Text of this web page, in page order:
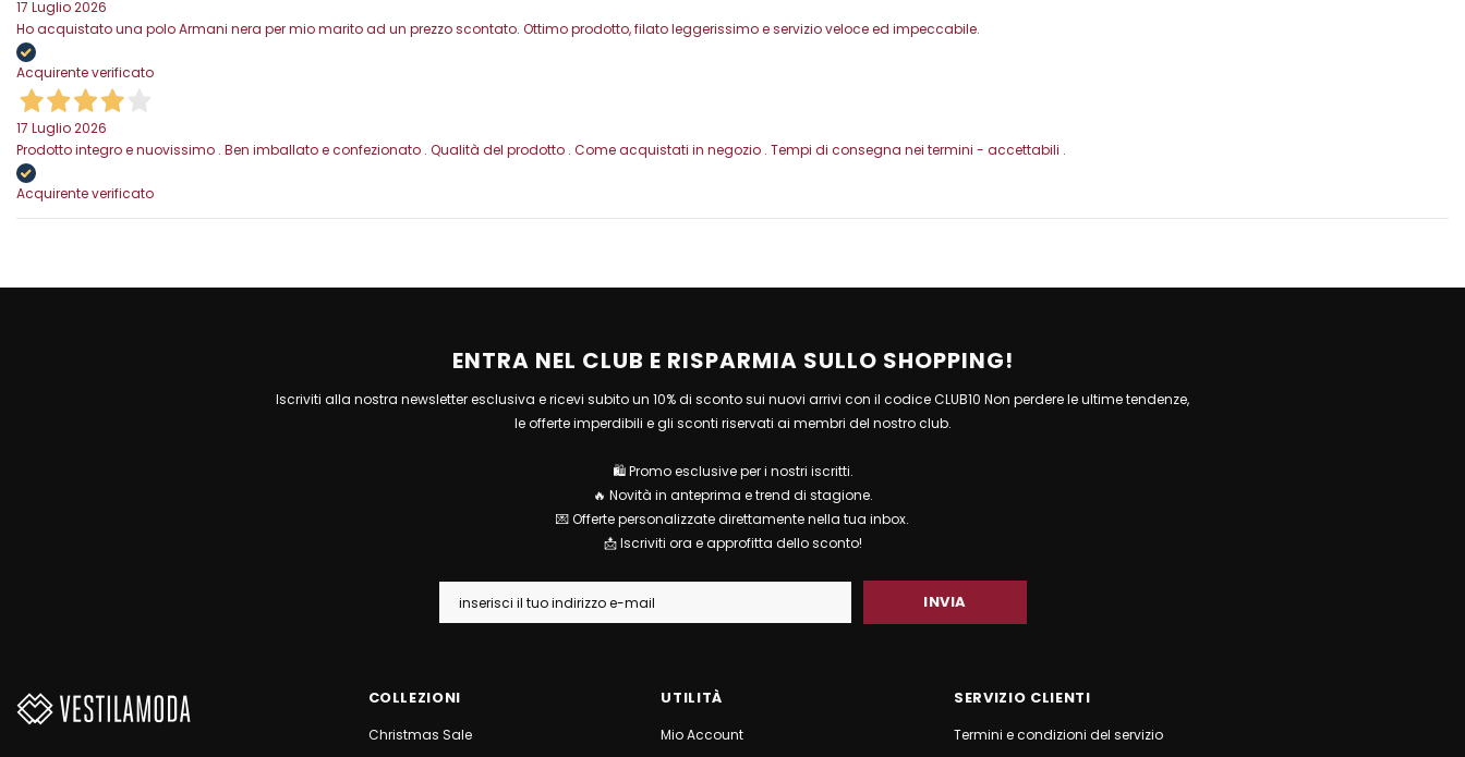
17 Luglio 2026
Ho acquistato una polo Armani nera per mio marito ad un prezzo scontato. Ottimo prodotto, filato leggerissimo e servizio veloce ed impeccabile.
Acquirente verificato
17 Luglio 2026
Prodotto integro e nuovissimo . Ben imballato e confezionato . Qualità del prodotto . Come acquistati in negozio . Tempi di consegna nei termini - accettabili .
Acquirente verificato
ENTRA NEL CLUB E RISPARMIA SULLO SHOPPING!
Iscriviti alla nostra newsletter esclusiva e ricevi subito un 10% di sconto sui nuovi arrivi con il codice CLUB10 Non perdere le ultime tendenze,
le offerte imperdibili e gli sconti riservati ai membri del nostro club.
🛍 Promo esclusive per i nostri iscritti.
🔥 Novità in anteprima e trend di stagione.
💌 Offerte personalizzate direttamente nella tua inbox.
📩 Iscriviti ora e approfitta dello sconto!
COLLEZIONI
Christmas Sale
UTILITÀ
Mio Account
SERVIZIO CLIENTI
Termini e condizioni del servizio